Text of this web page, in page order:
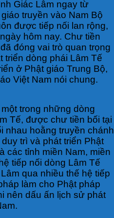
Giác Lâm ngay từ
truyền vào Nam Bộ
được tiếp nối lan rộng,
hôm nay. Chư tiền
đóng vai trò quan trọng
triển dòng phái Lâm Tế
ở Phật giáo Trung Bộ,
Việt Nam nói chung.
trong những dòng
Tế, được chư tiền bối tại
nhau hoằng truyền chánh
trì và phát triển Phật
các tỉnh miền Nam, miền
tiếp nối dòng Lâm Tế
qua nhiều thế hệ tiếp
làm cho Phật pháp
nên dấu ấn lịch sử phát